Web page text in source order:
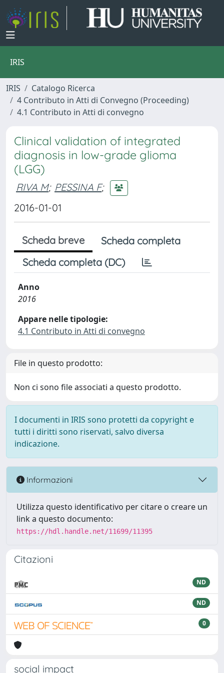
IRIS
IRIS
Catalogo Ricerca
4 Contributo in Atti di Convegno (Proceeding)
4.1 Contributo in Atti di convegno
Clinical validation of integrated
diagnosis in low-grade glioma
(LGG)
RIVA M; PESSINA F;
2016-01-01
Scheda breve
Scheda completa
Scheda completa (DC)
Anno
2016
Appare nelle tipologie:
4.1 Contributo in Atti di convegno
File in questo prodotto:
Non ci sono file associati a questo prodotto.
I documenti in IRIS sono protetti da copyright e
tutti i diritti sono riservati, salvo diversa
indicazione.
Informazioni
Utilizza questo identificativo per citare o creare un
link a questo documento:
https://hdl.handle.net/11699/11395
Citazioni
ND
ND
0
social impact